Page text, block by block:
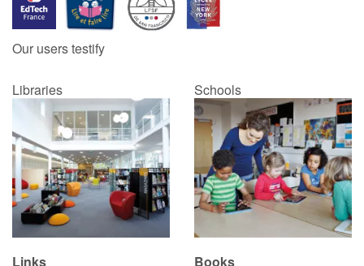
Our users testify
Libraries Schools
Links Books